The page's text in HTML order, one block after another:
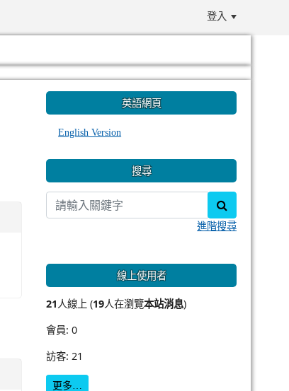
登入
英語網頁
English Version
搜尋
進階搜尋
線上使用者
21人線上 (19人在瀏覽本站消息)
會員: 0
訪客: 21
更多…